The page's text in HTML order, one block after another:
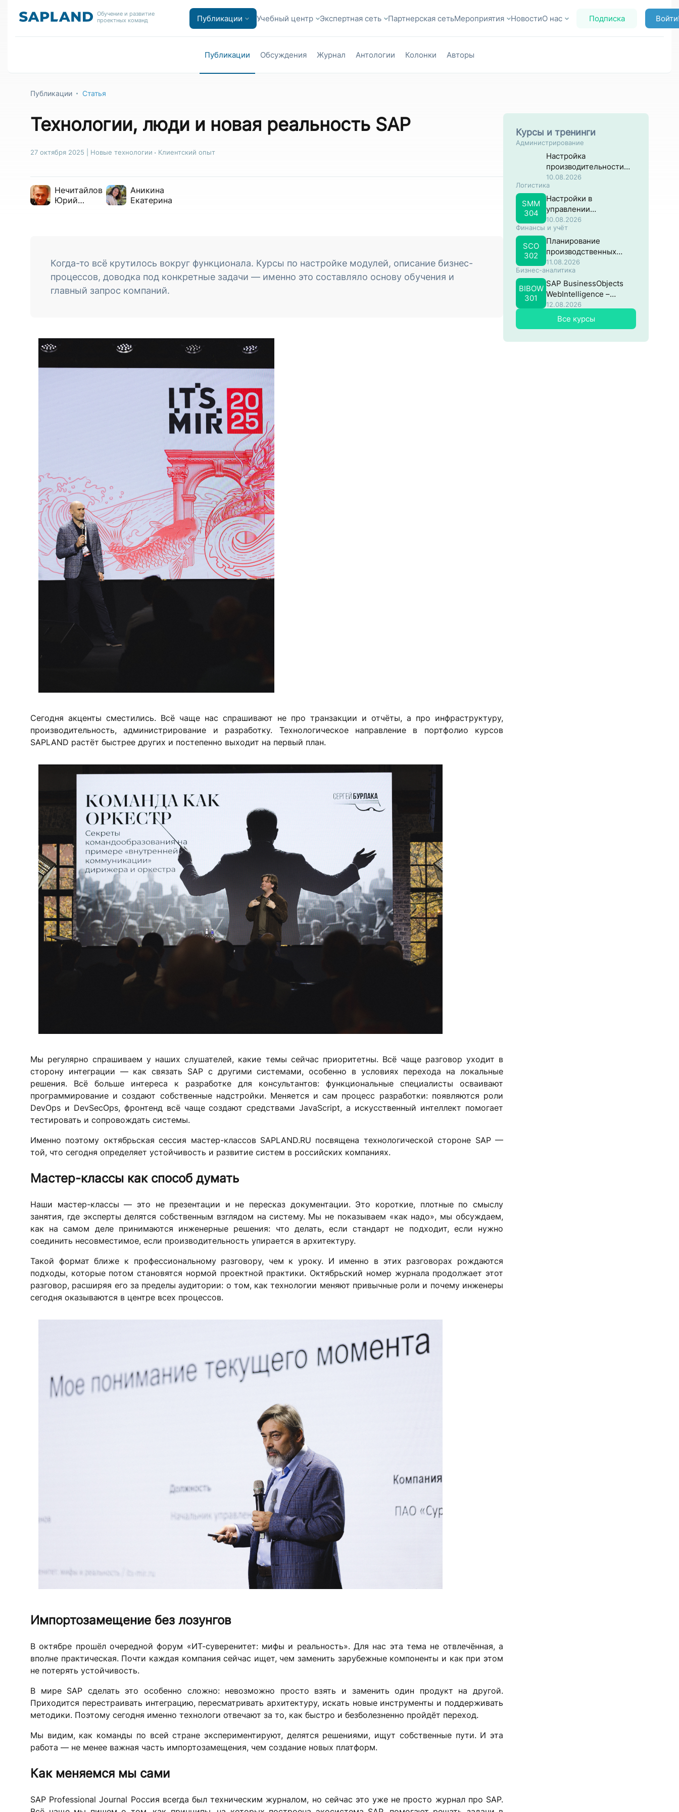
Обучение и развитие
проектных команд
Публикации Учебный центр Экспертная сеть Партнерская сетьМероприятия НовостиО нас Подписка
Публикации Обсуждения Журнал Антологии Колонки Авторы
Публикации Статья
Технологии, люди и новая реальность SAP
27 октября 2025 Новые технологии Клиентский опыт
Нечитайлов
Юрий
Аникина
Екатерина
Когда-то всё крутилось вокруг функционала. Курсы по настройке модулей, описание бизнес-
процессов, доводка под конкретные задачи — именно это составляло основу обучения и
главный запрос компаний.
Сегодня акценты сместились. Всё чаще нас спрашивают не про транзакции и отчёты, а про инфраструктуру,
производительность, администрирование и разработку. Технологическое направление в портфолио курсов
SAPLAND растёт быстрее других и постепенно выходит на первый план.
Мы регулярно спрашиваем у наших слушателей, какие темы сейчас приоритетны. Всё чаще разговор уходит в
сторону интеграции — как связать SAP с другими системами, особенно в условиях перехода на локальные
решения. Всё больше интереса к разработке для консультантов: функциональные специалисты осваивают
программирование и создают собственные надстройки. Меняется и сам процесс разработки: появляются роли
DevOps и DevSecOps, фронтенд всё чаще создают средствами JavaScript, а искусственный интеллект помогает
тестировать и сопровождать системы.
Именно поэтому октябрьская сессия мастер-классов SAPLAND.RU посвящена технологической стороне SAP —
той, что сегодня определяет устойчивость и развитие систем в российских компаниях.
Мастер-классы как способ думать
Наши мастер-классы — это не презентации и не пересказ документации. Это короткие, плотные по смыслу
занятия, где эксперты делятся собственным взглядом на систему. Мы не показываем «как надо», мы обсуждаем,
как на самом деле принимаются инженерные решения: что делать, если стандарт не подходит, если нужно
соединить несовместимое, если производительность упирается в архитектуру.
Такой формат ближе к профессиональному разговору, чем к уроку. И именно в этих разговорах рождаются
подходы, которые потом становятся нормой проектной практики. Октябрьский номер журнала продолжает этот
разговор, расширяя его за пределы аудитории: о том, как технологии меняют привычные роли и почему инженеры
сегодня оказываются в центре всех процессов.
Импортозамещение без лозунгов
В октябре прошёл очередной форум «ИТ-суверенитет: мифы и реальность». Для нас эта тема не отвлечённая, а
вполне практическая. Почти каждая компания сейчас ищет, чем заменить зарубежные компоненты и как при этом
не потерять устойчивость.
В мире SAP сделать это особенно сложно: невозможно просто взять и заменить один продукт на другой.
Приходится перестраивать интеграцию, пересматривать архитектуру, искать новые инструменты и поддерживать
методики. Поэтому сегодня именно технологи отвечают за то, как быстро и безболезненно пройдёт переход.
Мы видим, как команды по всей стране экспериментируют, делятся решениями, ищут собственные пути. И эта
работа — не менее важная часть импортозамещения, чем создание новых платформ.
Как меняемся мы сами
SAP Professional Journal Россия всегда был техническим журналом, но сейчас это уже не просто журнал про SAP.
Курсы и тренинги
Администрирование
Настройка
производительности
систем на основе SAP
NW ABAP
10.08.2026
Логистика
SMM
304
Настройки в
управлении
материальными
потоками в SAP
10.08.2026
Финансы и учёт
SCO
302
Планирование
производственных
затрат в SAP
11.08.2026
Бизнес-аналитика
BIBOW
301
SAP BusinessObjects
WebIntelligence –
Продвинутый
12.08.2026
Все курсы